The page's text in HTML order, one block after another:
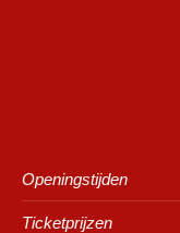
Openingstijden
Ticketprijzen